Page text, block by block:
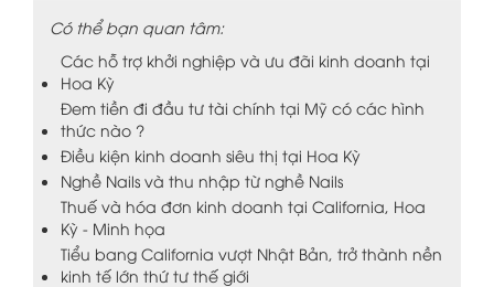
Có thể bạn quan tâm:
Các hỗ trợ khởi nghiệp và ưu đãi kinh doanh tại
Hoa Kỳ
Đem tiền đi đầu tư tài chính tại Mỹ có các hình
thức nào ?
Điều kiện kinh doanh siêu thị tại Hoa Kỳ
Nghề Nails và thu nhập từ nghề Nails
Thuế và hóa đơn kinh doanh tại California, Hoa
Kỳ - Minh họa
Tiểu bang California vượt Nhật Bản, trở thành nền
kinh tế lớn thứ tư thế giới